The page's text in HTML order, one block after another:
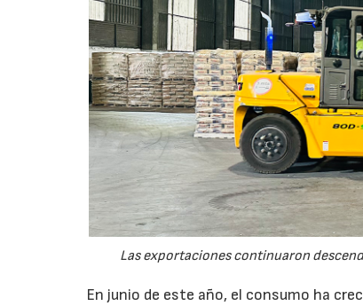
Las exportaciones continuaron
En junio de este año, el consumo ha